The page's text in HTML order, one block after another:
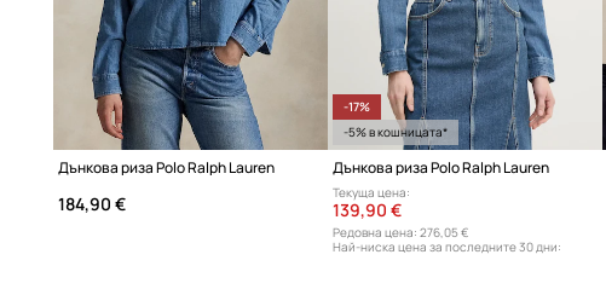
Дънкова риза Polo Ralph Lauren
184,90 €
-17%
-5% в кошницата*
Дънкова риза Polo Ralph Lauren
Текуща цена:
139,90 €
Редовна цена: 276,05 €
Най-ниска цена за последните 30 дни: